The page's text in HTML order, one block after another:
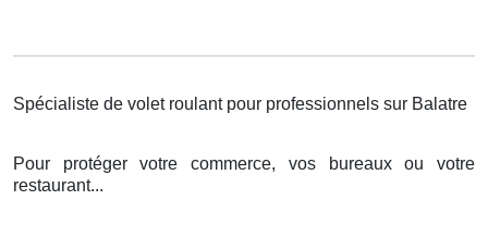
Spécialiste de volet roulant pour professionnels sur Balatre
Pour protéger votre commerce, vos bureaux ou votre
restaurant...